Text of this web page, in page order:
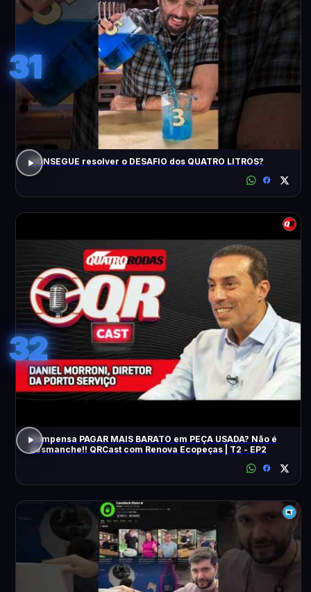
31
CONSEGUE resolver o DESAFIO dos QUATRO LITROS?
32
Compensa PAGAR MAIS BARATO em PEÇA USADA? Não é
desmanche!! QRCast com Renova Ecopeças | T2 - EP2